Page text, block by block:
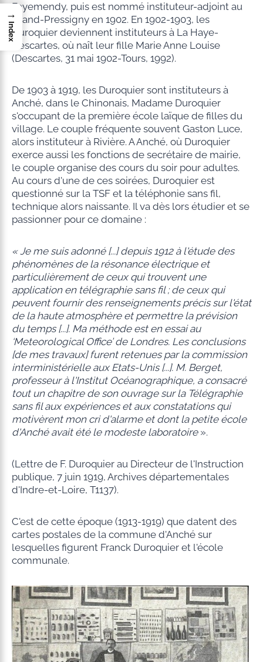
Fayemendy, puis est nommé instituteur-adjoint au
Grand-Pressigny en 1902. En 1902-1903, les
Duroquier deviennent instituteurs à La Haye-
Descartes, où naît leur fille Marie Anne Louise
(Descartes, 31 mai 1902-Tours, 1992).
De 1903 à 1919, les Duroquier sont instituteurs à
Anché, dans le Chinonais, Madame Duroquier
s'occupant de la première école laïque de filles du
village. Le couple fréquente souvent Gaston Luce,
alors instituteur à Rivière. A Anché, où Duroquier
exerce aussi les fonctions de secrétaire de mairie,
le couple organise des cours du soir pour adultes.
Au cours d'une de ces soirées, Duroquier est
questionné sur la TSF et la téléphonie sans fil,
technique alors naissante. Il va dès lors étudier et se
passionner pour ce domaine :
« Je me suis adonné [...] depuis 1912 à l'étude des
phénomènes de la résonance électrique et
particulièrement de ceux qui trouvent une
application en télégraphie sans fil ; de ceux qui
peuvent fournir des renseignements précis sur l'état
de la haute atmosphère et permettre la prévision
du temps [...]. Ma méthode est en essai au
‘Meteorological Office’ de Londres. Les conclusions
[de mes travaux] furent retenues par la commission
interministérielle aux Etats-Unis [...]. M. Berget,
professeur à l'Institut Océanographique, a consacré
tout un chapitre de son ouvrage sur la Télégraphie
sans fil aux expériences et aux constatations qui
motivèrent mon cri d'alarme et dont la petite école
d'Anché avait été le modeste laboratoire».
(Lettre de F. Duroquier au Directeur de l'Instruction
publique, 7 juin 1919, Archives départementales
d'Indre-et-Loire, T1137).
C'est de cette époque (1913-1919) que datent des
cartes postales de la commune d'Anché sur
lesquelles figurent Franck Duroquier et l'école
communale.
→
Index